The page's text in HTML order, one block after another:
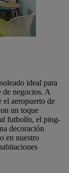
ideal para
de negocios. A
el aeropuerto de
un toque
futbolín, el ping-
decoración
en nuestro